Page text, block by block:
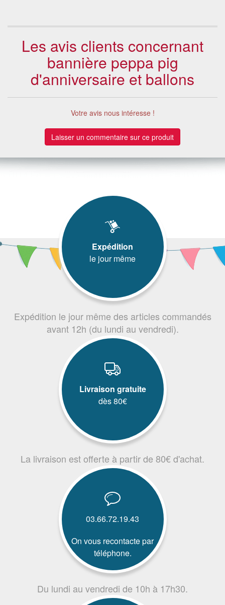
Les avis clients concernant
bannière peppa pig
d'anniversaire et ballons
Votre avis nous intéresse !
Laisser un commentaire sur ce produit
Expédition
le jour même
Expédition le jour même des articles commandés
avant 12h (du lundi au vendredi).
Livraison gratuite
dès 80€
La livraison est offerte à partir de 80€ d'achat.
03.66.72.19.43
On vous recontacte par
téléphone.
Du lundi au vendredi de 10h à 17h30.